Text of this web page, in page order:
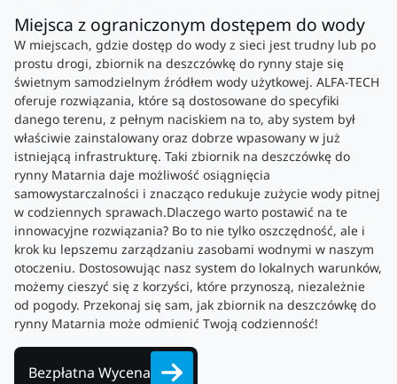
Miejsca z ograniczonym dostępem do wody
W miejscach, gdzie dostęp do wody z sieci jest trudny lub po
prostu drogi, zbiornik na deszczówkę do rynny staje się
świetnym samodzielnym źródłem wody użytkowej. ALFA-TECH
oferuje rozwiązania, które są dostosowane do specyfiki
danego terenu, z pełnym naciskiem na to, aby system był
właściwie zainstalowany oraz dobrze wpasowany w już
istniejącą infrastrukturę. Taki zbiornik na deszczówkę do
rynny Matarnia daje możliwość osiągnięcia
samowystarczalności i znacząco redukuje zużycie wody pitnej
w codziennych sprawach.Dlaczego warto postawić na te
innowacyjne rozwiązania? Bo to nie tylko oszczędność, ale i
krok ku lepszemu zarządzaniu zasobami wodnymi w naszym
otoczeniu. Dostosowując nasz system do lokalnych warunków,
możemy cieszyć się z korzyści, które przynoszą, niezależnie
od pogody. Przekonaj się sam, jak zbiornik na deszczówkę do
rynny Matarnia może odmienić Twoją codzienność!
Bezpłatna Wycena